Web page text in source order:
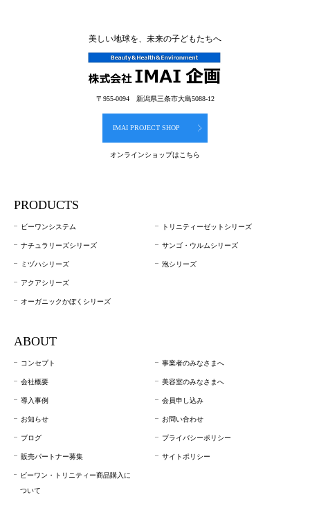
美しい地球を、未来の子どもたちへ
〒955-0094 新潟県三条市大島5088-12
IMAI PROJECT SHOP
オンラインショップはこちら
PRODUCTS
ビーワンシステム
ナチュラリーズシリーズ
ミヅハシリーズ
アクアシリーズ
オーガニックかぼくシリーズ
トリニティーゼットシリーズ
サンゴ・ウルムシリーズ
泡シリーズ
ABOUT
コンセプト
会社概要
導入事例
お知らせ
ブログ
販売パートナー募集
ビーワン・トリニティー商品購入に
ついて
事業者のみなさまへ
美容室のみなさまへ
会員申し込み
お問い合わせ
プライバシーポリシー
サイトポリシー